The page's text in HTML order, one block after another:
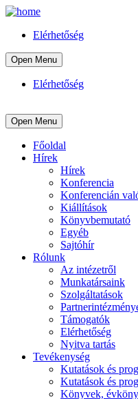
Elérhetőség
Open Menu
Elérhetőség
Open Menu
Főoldal
Hírek
Hírek
Konferencia
Konferencián
Kiállítások
Könyvbemutató
Egyéb
Sajtóhír
Rólunk
Az intézetről
Munkatársaink
Szolgáltatások
Támogatók
Elérhetőség
Nyitva tartás
Tevékenység
Kutatások és
Kutatások és
Könyvek,